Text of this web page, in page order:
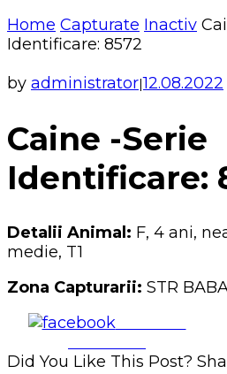
Home Capturate Inactiv
Identificare: 8572
by administrator|12.08.2022
Caine -Serie
Identificare:
Detalii Animal: F, 4 ani,
medie, T1
Zona Capturarii: STR
Share on
Did You Like This Post?